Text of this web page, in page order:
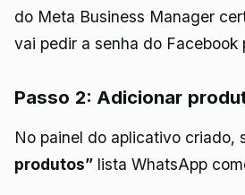
do Meta Business Manager
vai pedir a senha do Facebook
Passo 2: Adicionar
No painel do aplicativo criado,
produtos” lista WhatsApp